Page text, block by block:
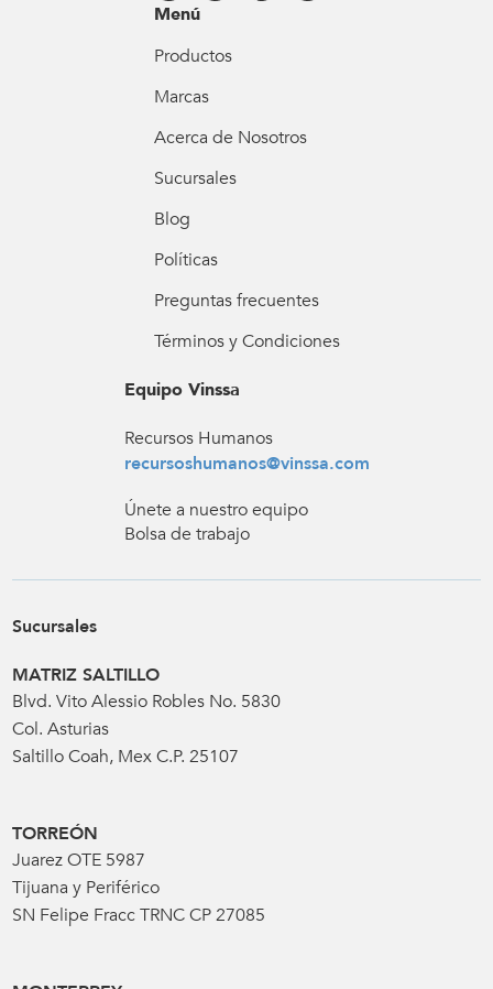
Menú
Productos
Marcas
Acerca de Nosotros
Sucursales
Blog
Políticas
Preguntas frecuentes
Términos y Condiciones
Equipo Vinssa
Recursos Humanos
recursoshumanos@vinssa.com
Únete a nuestro equipo
Bolsa de trabajo
Sucursales
MATRIZ SALTILLO
Blvd. Vito Alessio Robles No. 5830
Col. Asturias
Saltillo Coah, Mex C.P. 25107
TORREÓN
Juarez OTE 5987
Tijuana y Periférico
SN Felipe Fracc TRNC CP 27085